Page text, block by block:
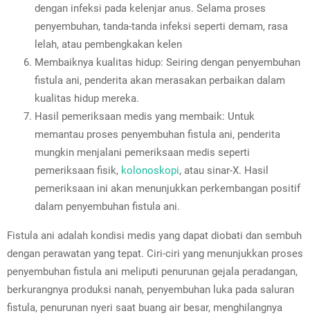
dengan infeksi pada kelenjar anus. Selama proses
penyembuhan, tanda-tanda infeksi seperti demam, rasa
lelah, atau pembengkakan kelen
Membaiknya kualitas hidup: Seiring dengan penyembuhan
fistula ani, penderita akan merasakan perbaikan dalam
kualitas hidup mereka.
Hasil pemeriksaan medis yang membaik: Untuk
memantau proses penyembuhan fistula ani, penderita
mungkin menjalani pemeriksaan medis seperti
pemeriksaan fisik, kolonoskopi, atau sinar-X. Hasil
pemeriksaan ini akan menunjukkan perkembangan positif
dalam penyembuhan fistula ani.
Fistula ani adalah kondisi medis yang dapat diobati dan sembuh
dengan perawatan yang tepat. Ciri-ciri yang menunjukkan proses
penyembuhan fistula ani meliputi penurunan gejala peradangan,
berkurangnya produksi nanah, penyembuhan luka pada saluran
fistula, penurunan nyeri saat buang air besar, menghilangnya